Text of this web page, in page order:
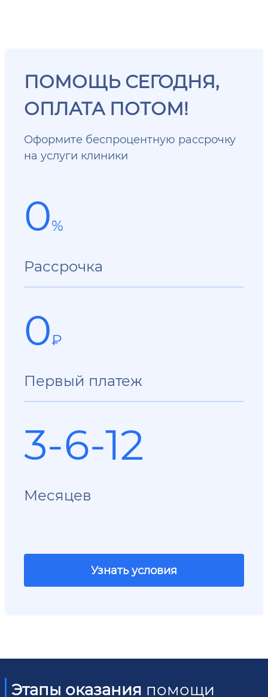
ПОМОЩЬ СЕГОДНЯ,
ОПЛАТА ПОТОМ!
Оформите беспроцентную рассрочку
на услуги клиники
0%
Рассрочка
0₽
Первый платеж
3-6-12
Месяцев
Узнать условия
Этапы оказания помощи